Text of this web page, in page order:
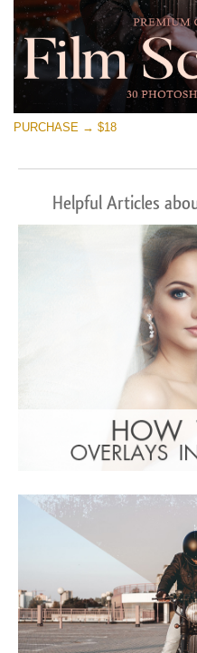
PURCHASE → $18
Helpful Articles